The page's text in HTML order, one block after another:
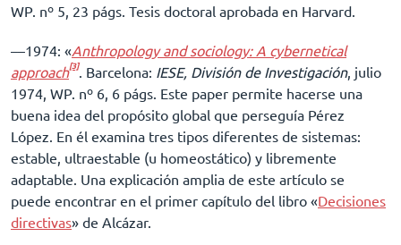
WP. nº 5, 23 págs. Tesis doctoral aprobada en Harvard.
––1974: «Anthropology and sociology: A cybernetical
approach[3]. Barcelona: IESE, División de Investigación, julio
1974, WP. nº 6, 6 págs. Este paper permite hacerse una
buena idea del propósito global que perseguía Pérez
López. En él examina tres tipos diferentes de sistemas:
estable, ultraestable (u homeostático) y libremente
adaptable. Una explicación amplia de este artículo se
puede encontrar en el primer capítulo del libro «Decisiones
directivas» de Alcázar.